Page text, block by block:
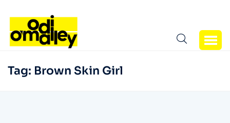
Tag: Brown Skin Girl